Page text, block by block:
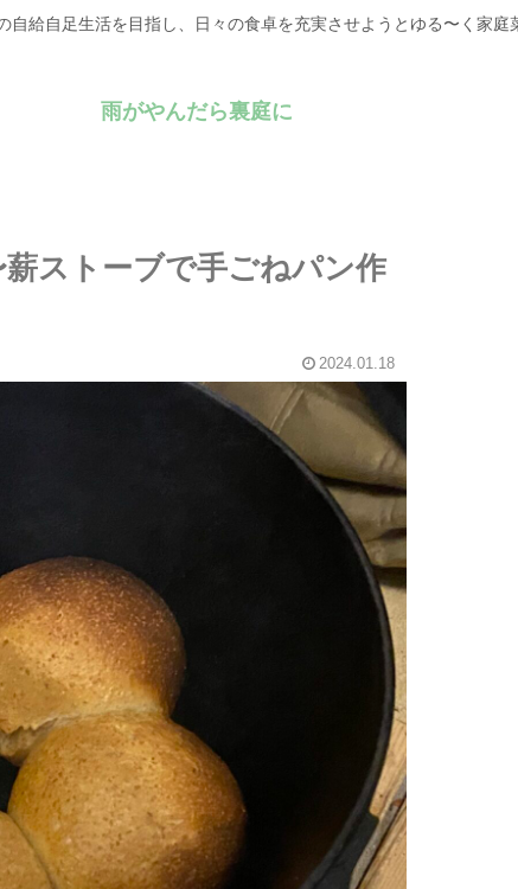
自給自足生活を目指し、日々の食卓を充実させようとゆる〜く家庭
雨がやんだら裏庭に
ストーブで手ごねパン作
2024.01.18